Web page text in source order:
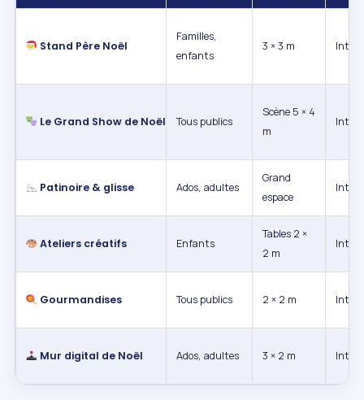
Stand Père Noël
Familles,
enfants
3 × 3 m
Le Grand Show de Noël Tous publics
Scène 5 × 4
m
Patinoire & glisse Ados, adultes
Grand
espace
Int. /
Ateliers créatifs Enfants
Tables 2 ×
2 m
Gourmandises Tous publics 2 × 2 m Int. /
Mur digital de Noël Ados, adultes 3 × 2 m